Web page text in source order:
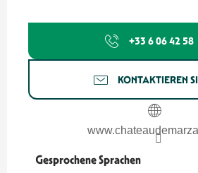
+33 6 06 42 58
KONTAKTIEREN
Gesprochene Sprachen
Gesprochene Sprachen